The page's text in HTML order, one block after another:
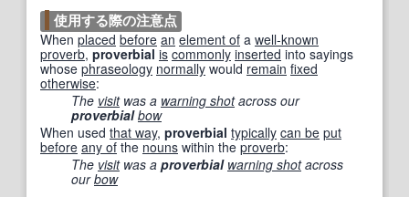
使用する際の注意点
When placed before an element of a well-known
proverb, proverbial is commonly inserted into sayings
whose phraseology normally would remain fixed
otherwise:
The visitwas a warning shotacross our
proverbial bow
When used that way, proverbial typically can be put
before any of the nouns within theproverb:
The visitwas a proverbial warning shotacross
ourbow